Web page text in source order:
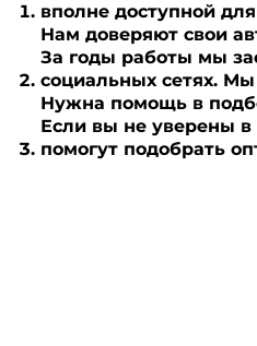
вполне доступной
Нам доверяют свои
За годы работы мы
социальных сетях.
Нужна помощь в
Если вы не уверены в
помогут подобрать